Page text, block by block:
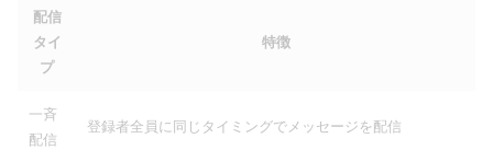
配信
タイ
プ
特徴
一斉
配信
登録者全員に同じタイミングでメッセージを配信